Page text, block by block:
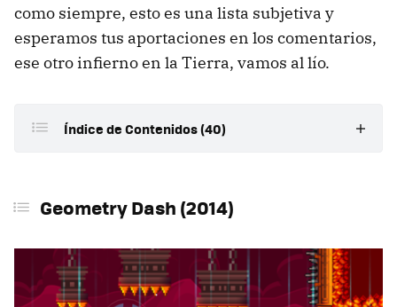
como siempre, esto es una lista subjetiva y
esperamos tus aportaciones en los comentarios,
ese otro infierno en la Tierra, vamos al lío.
Índice de Contenidos (40)
Celeste (2018)
Disc Room (2020)
Tetris 99 (2019)
Geometry Dash (2014)